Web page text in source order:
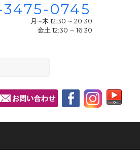
3475-0745
月∼木 12:30 ∼ 20:30
金土 12:30 ∼ 16:30